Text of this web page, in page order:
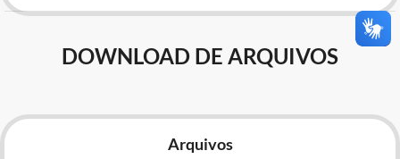
DOWNLOAD DE ARQUIVOS
Arquivos